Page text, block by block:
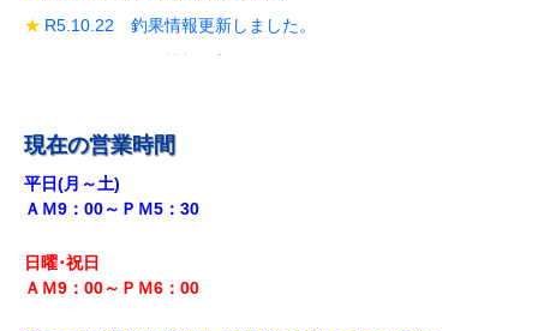
R5.10.22 釣果情報更新しました。
R5.9.28 釣果情報更新しました。
R5.9.18釣果情報更新しました。
R5.8.12 釣果情報更新しました。
R5.7.29 釣果情報更新しました。
R5.7.27 釣果情報更新しました。
現在の営業時間
平日(月～土)
ＡＭ9：00～ＰＭ5：30
日曜･祝日
ＡＭ9：00～ＰＭ6 ：00